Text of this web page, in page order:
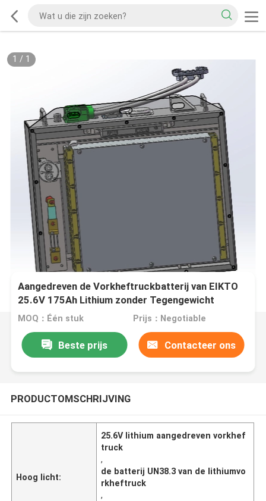
1 / 1
Aangedreven de Vorkheftruckbatterij van EIKTO
25.6V 175Ah Lithium zonder Tegengewicht
MOQ：Één stuk Prijs：Negotiable
Beste prijs Contacteer ons
PRODUCTOMSCHRIJVING
Hoog licht:
25.6V lithium aangedreven vorkhef
truck
,
de batterij UN38.3 van de lithiumvo
rkheftruck
,